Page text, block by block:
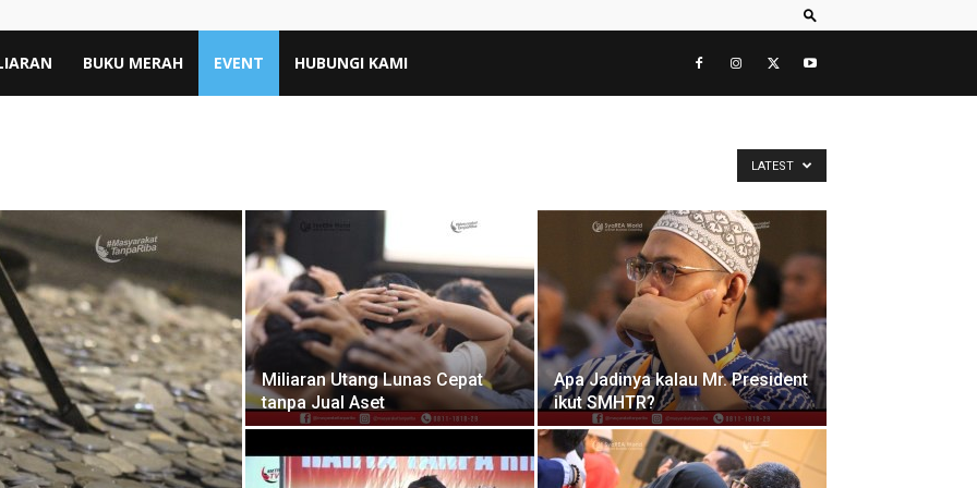
BUKU MERAH EVENT HUBUNGI KAMI
LATEST
Miliaran Utang Lunas Cepat
tanpa Jual Aset
Apa Jadinya kalau Mr. President
ikut SMHTR?